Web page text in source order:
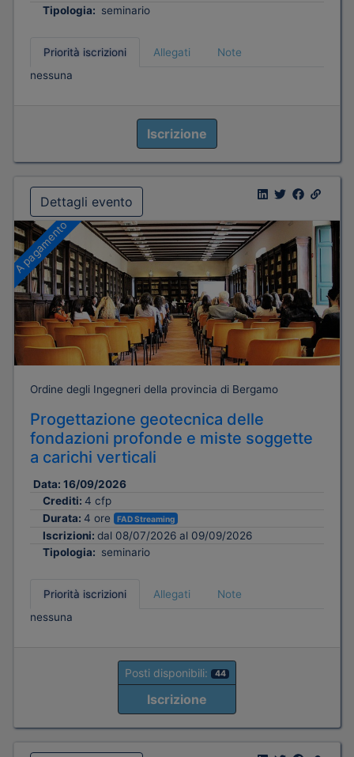
Tipologia: seminario
Priorità iscrizioni Allegati
Note
nessuna
Iscrizione
Dettagli evento
A pagamento
Ordine degli Ingegneri della provincia di Bergamo
Progettazione geotecnica delle
fondazioni profonde e miste soggette
a carichi verticali
Data: 16/09/2026
Crediti: 4 cfp
Durata: 4 ore FAD Streaming
Iscrizioni: dal 08/07/2026 al 09/09/2026
Tipologia: seminario
Priorità iscrizioni Allegati
Note
nessuna
Posti disponibili: 44
Iscrizione